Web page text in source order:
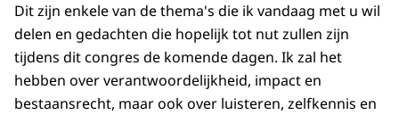
Dit zijn enkele van de thema's die ik vandaag met u wil
delen en gedachten die hopelijk tot nut zullen zijn
tijdens dit congres de komende dagen. Ik zal het
hebben over verantwoordelijkheid, impact en
bestaansrecht, maar ook over luisteren, zelfkennis en